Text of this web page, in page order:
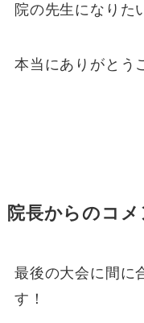
院の先生になりた
本当にありがとう
院長からのコメ
最後の大会に間に
す！